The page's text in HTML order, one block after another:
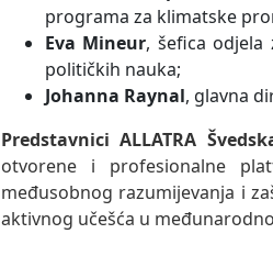
programa za klimatske
Eva Mineur, šefica odjela
političkih nauka;
Johanna Raynal, glavna
Predstavnici ALLATRA
otvorene i profesionalne
međusobnog razumijevanja i
aktivnog učešća u